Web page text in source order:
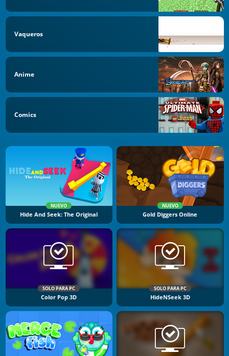
Vaqueros
Anime
Comics
NUEVO
Hide And Seek: The Original
NUEVO
Gold Diggers Online
SOLO PARA PC
Color Pop 3D
SOLO PARA PC
HideNSeek 3D